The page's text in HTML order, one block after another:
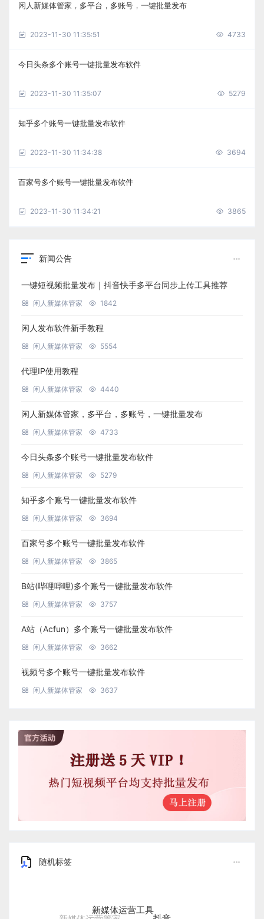
闲人新媒体管家，多平台，多账号，一键批量发布
2023-11-30 11:35:51 4733
今日头条多个账号一键批量发布软件
2023-11-30 11:35:07 5279
知乎多个账号一键批量发布软件
2023-11-30 11:34:38 3694
百家号多个账号一键批量发布软件
2023-11-30 11:34:21 3865
新闻公告
一键短视频批量发布｜抖音快手多平台同步上传工具推荐
闲人新媒体管家 1842
闲人发布软件新手教程
闲人新媒体管家 5554
代理IP使用教程
闲人新媒体管家 4440
闲人新媒体管家，多平台，多账号，一键批量发布
闲人新媒体管家 4733
今日头条多个账号一键批量发布软件
闲人新媒体管家 5279
知乎多个账号一键批量发布软件
闲人新媒体管家 3694
百家号多个账号一键批量发布软件
闲人新媒体管家 3865
B站(哔哩哔哩)多个账号一键批量发布软件
闲人新媒体管家 3757
A站（Acfun）多个账号一键批量发布软件
闲人新媒体管家 3662
视频号多个账号一键批量发布软件
闲人新媒体管家 3637
随机标签
新媒体运营工具
抖音